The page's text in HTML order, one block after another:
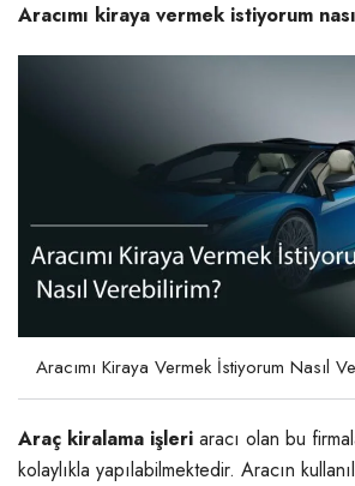
Aracımı kiraya vermek istiyorum
Aracımı Kiraya Vermek İstiyorum Nasıl
Araç kiralama işleri aracı olan bu
kolaylıkla yapılabilmektedir. Aracın